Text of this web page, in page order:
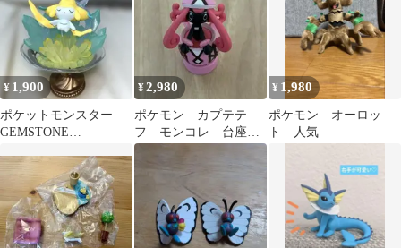
¥ 1,900
ポケットモンスター
GEMSTONE
チ
¥2,980
ポケモン カプテテ
フ モンコレ 台座付
き
¥ 1,980
ポケモン オーロッ
ト 人気